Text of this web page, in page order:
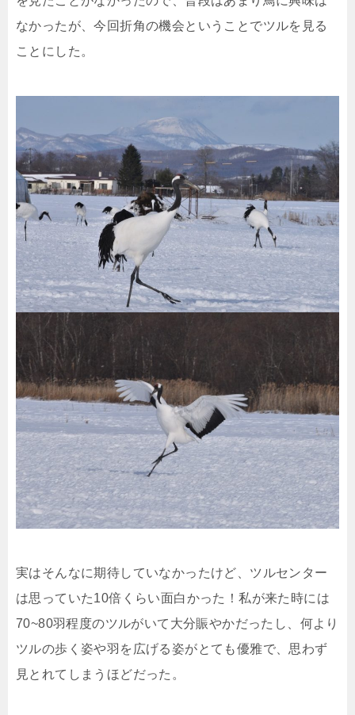
なかったが、今回折角の機会ということでツルを見る
ことにした。
実はそんなに期待していなかったけど、ツルセンター
は思っていた10倍くらい面白かった！私が来た時には
70~80羽程度のツルがいて大分賑やかだったし、何より
ツルの歩く姿や羽を広げる姿がとても優雅で、思わず
見とれてしまうほどだった。